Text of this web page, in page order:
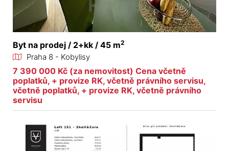
Byt na prodej / 2+kk / 45 m2
Praha 8 - Kobylisy
7 390 000 Kč (za nemovitost) Cena včetně
poplatků, + provize RK, včetně právního servisu,
včetně poplatků, + provize RK, včetně právního
servisu